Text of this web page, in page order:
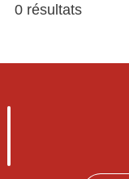
0 résultats